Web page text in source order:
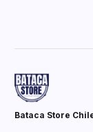
Bataca Store